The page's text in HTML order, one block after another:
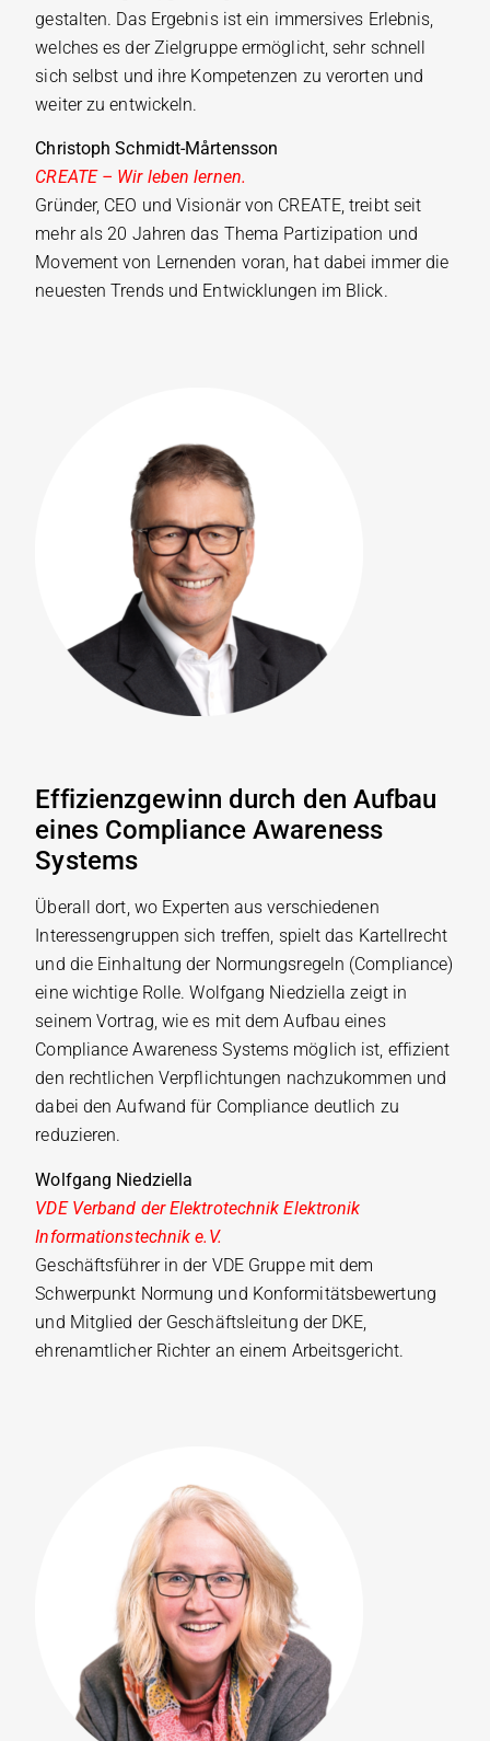
gestalten. Das Ergebnis ist ein immersives Erlebnis,
welches es der Zielgruppe ermöglicht, sehr schnell
sich selbst und ihre Kompetenzen zu verorten und
weiter zu entwickeln.
Christoph Schmidt-Mårtensson
CREATE – Wir leben lernen.
Gründer, CEO und Visionär von CREATE, treibt seit
mehr als 20 Jahren das Thema Partizipation und
Movement von Lernenden voran, hat dabei immer die
neuesten Trends und Entwicklungen im Blick.
Effizienzgewinn durch den Aufbau
eines Compliance Awareness
Systems
Überall dort, wo Experten aus verschiedenen
Interessengruppen sich treffen, spielt das Kartellrecht
und die Einhaltung der Normungsregeln (Compliance)
eine wichtige Rolle. Wolfgang Niedziella zeigt in
seinem Vortrag, wie es mit dem Aufbau eines
Compliance Awareness Systems möglich ist, effizient
den rechtlichen Verpflichtungen nachzukommen und
dabei den Aufwand für Compliance deutlich zu
reduzieren.
Wolfgang Niedziella
VDE Verband der Elektrotechnik Elektronik
Informationstechnik e.V.
Geschäftsführer in der VDE Gruppe mit dem
Schwerpunkt Normung und Konformitätsbewertung
und Mitglied der Geschäftsleitung der DKE,
ehrenamtlicher Richter an einem Arbeitsgericht.